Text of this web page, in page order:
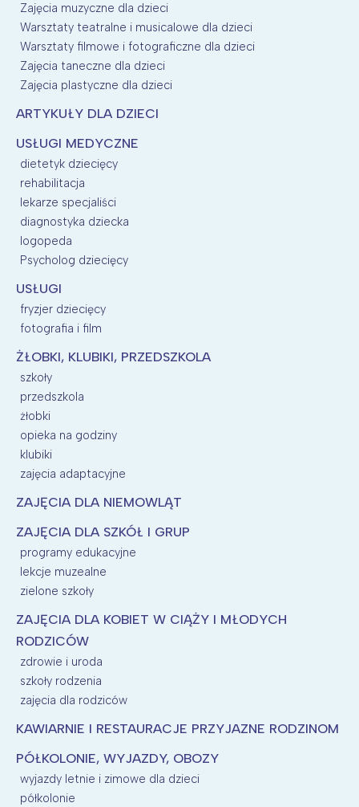
Zajęcia muzyczne dla dzieci
Warsztaty teatralne i musicalowe dla dzieci
Warsztaty filmowe i fotograficzne dla dzieci
Zajęcia taneczne dla dzieci
Zajęcia plastyczne dla dzieci
ARTYKUŁY DLA DZIECI
USŁUGI MEDYCZNE
dietetyk dziecięcy
rehabilitacja
lekarze specjaliści
diagnostyka dziecka
logopeda
Psycholog dziecięcy
USŁUGI
fryzjer dziecięcy
fotografia i film
ŻŁOBKI, KLUBIKI, PRZEDSZKOLA
szkoły
przedszkola
żłobki
opieka na godziny
klubiki
zajęcia adaptacyjne
ZAJĘCIA DLA NIEMOWLĄT
ZAJĘCIA DLA SZKÓŁ I GRUP
programy edukacyjne
lekcje muzealne
zielone szkoły
ZAJĘCIA DLA KOBIET W CIĄŻY I MŁODYCH
RODZICÓW
zdrowie i uroda
szkoły rodzenia
zajęcia dla rodziców
KAWIARNIE I RESTAURACJE PRZYJAZNE RODZINOM
PÓŁKOLONIE, WYJAZDY, OBOZY
wyjazdy letnie i zimowe dla dzieci
półkolonie